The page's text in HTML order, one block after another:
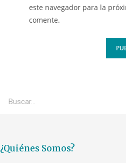
este navegador para la
comente.
¿Quiénes Somos?